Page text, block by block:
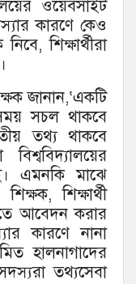
ওয়েবসাইট
কারণে কেও
শিক্ষার্থীরা
জানান,‘একটি
সচল থাকবে
তথ্য থাকবে
এমনকি মাঝে
শিক্ষার্থী
আবেদন করার
কারণে নানা
হালনাগাদের
তথ্যসেবা